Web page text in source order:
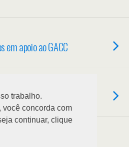
trabalho.
concorda com
continuar, clique
em apoio ao GACC
alerta
This Category…